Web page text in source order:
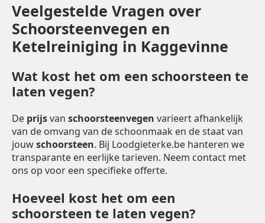
Veelgestelde Vragen over
Schoorsteenvegen en
Ketelreiniging in Kaggevinne
Wat kost het om een schoorsteen te
laten vegen?
De prijsvan schoorsteenvegen varieert afhankelijk
van de omvang van de schoonmaak en de staat van
jouwschoorsteen. Bij Loodgieterke.be hanteren we
transparante en eerlijke tarieven. Neem contact met
ons op voor een specifieke offerte.
Hoeveel kost het om een
schoorsteen te laten vegen?